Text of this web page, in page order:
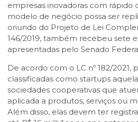
empresas inovadoras com rápido
modelo de negócio possa ser
oriundo do Projeto de Lei
146/2019, também recebeu sete
apresentadas pelo Senado
De acordo com o LC nº 182/2021,
classificadas como startups
sociedades cooperativas que
aplicada a produtos, serviços ou
Além disso, elas devem ter